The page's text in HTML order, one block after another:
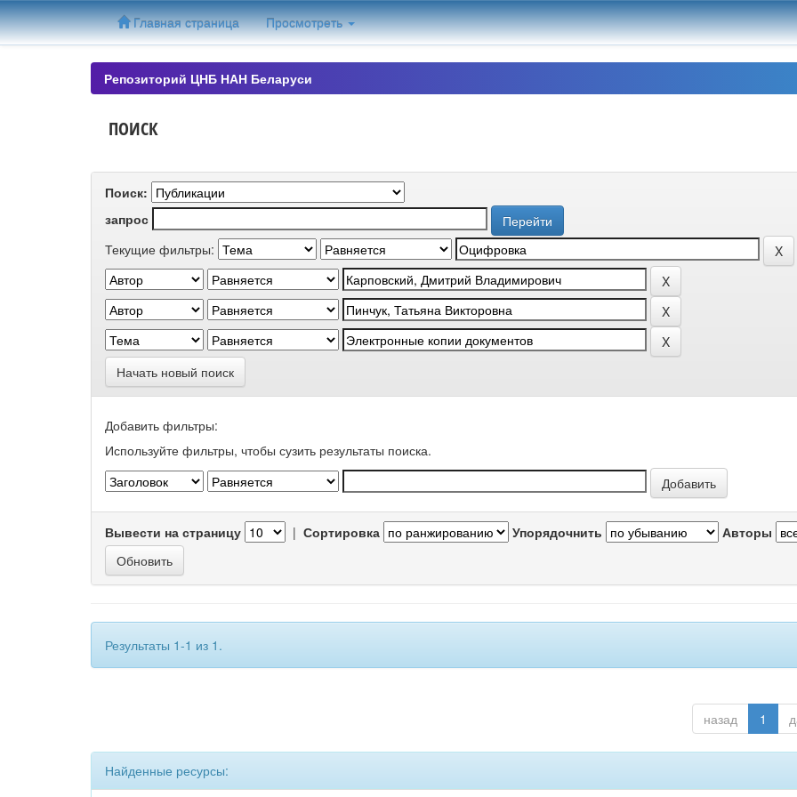
Skip
navigation
Главная страница Просмотреть
Репозиторий ЦНБ НАН Беларуси
ПОИСК
Поиск:
запрос
Текущие фильтры:
Начать новый поиск
Добавить фильтры:
Используйте фильтры, чтобы сузить результаты поиска.
Вывести на страницу | Сортировка Упорядочнить Авторы
Результаты 1-1 из 1.
назад 1
Найденные ресурсы: